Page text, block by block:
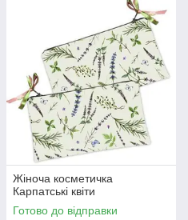
Жіноча косметичка
Карпатські квіти
Готово до відправки